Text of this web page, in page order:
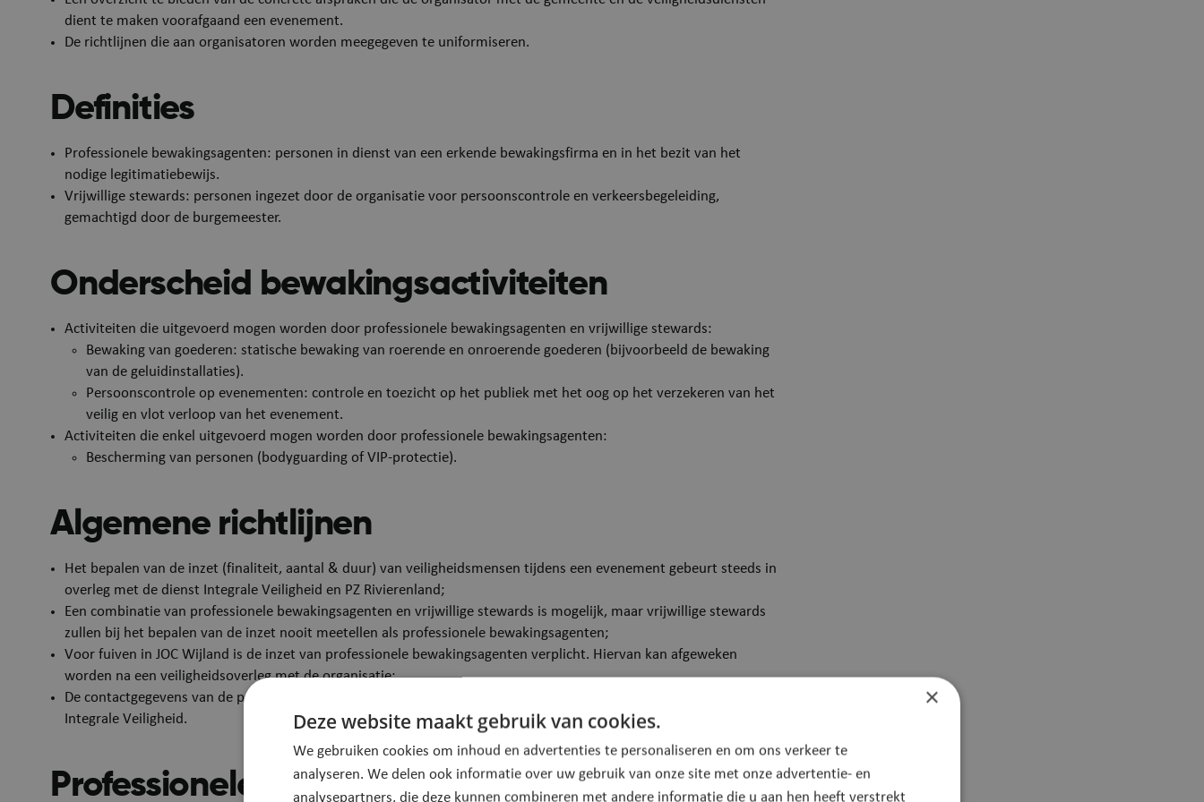
dient te maken voorafgaand een evenement.
De richtlijnen die aan organisatoren worden meegegeven te uniformiseren.
Definities
Professionele bewakingsagenten: personen in dienst van een erkende bewakingsfirma en in het bezit van het
nodige legitimatiebewijs.
Vrijwillige stewards: personen ingezet door de organisatie voor persoonscontrole en verkeersbegeleiding,
gemachtigd door de burgemeester.
Onderscheid bewakingsactiviteiten
Activiteiten die uitgevoerd mogen worden door professionele bewakingsagenten en vrijwillige stewards:
Bewaking van goederen: statische bewaking van roerende en onroerende goederen (bijvoorbeeld de bewaking
van de geluidinstallaties).
Persoonscontrole op evenementen: controle en toezicht op het publiek met het oog op het verzekeren van het
veilig en vlot verloop van het evenement.
Activiteiten die enkel uitgevoerd mogen worden door professionele bewakingsagenten:
Bescherming van personen (bodyguarding of VIP-protectie).
Algemene richtlijnen
Het bepalen van de inzet (finaliteit, aantal & duur) van veiligheidsmensen tijdens een evenement gebeurt steeds in
overleg met de dienst Integrale Veiligheid en PZ Rivierenland;
Een combinatie van professionele bewakingsagenten en vrijwillige stewards is mogelijk, maar vrijwillige stewards
zullen bij het bepalen van de inzet nooit meetellen als professionele bewakingsagenten;
Voor fuiven in JOC Wijland is de inzet van professionele bewakingsagenten verplicht. Hiervan kan afgeweken
worden na een veiligheidsoverleg met de organisatie;
De contactgegevens van de professionele bewakingsfirma worden door de organisator bezorgd aan de dienst
Integrale Veiligheid.
Professionele bewakingsagenten
×
Deze website maakt gebruik van cookies.
We gebruiken cookies om inhoud en advertenties te personaliseren en om ons verkeer te
analyseren. We delen ook informatie over uw gebruik van onze site met onze advertentie- en
analysepartners, die deze kunnen combineren met andere informatie die u aan hen heeft verstrekt